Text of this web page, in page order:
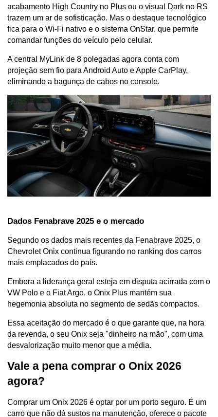
acabamento High Country no Plus ou o visual Dark no RS
trazem um ar de sofisticação. Mas o destaque tecnológico
fica para o Wi-Fi nativo e o sistema OnStar, que permite
comandar funções do veículo pelo celular.
A central MyLink de 8 polegadas agora conta com
projeção sem fio para Android Auto e Apple CarPlay,
eliminando a bagunça de cabos no console.
Dados Fenabrave 2025 e o mercado
Segundo os dados mais recentes da Fenabrave 2025, o
Chevrolet Onix continua figurando no ranking dos carros
mais emplacados do país.
Embora a liderança geral esteja em disputa acirrada com o
VW Polo e o Fiat Argo, o Onix Plus mantém sua
hegemonia absoluta no segmento de sedãs compactos.
Essa aceitação do mercado é o que garante que, na hora
da revenda, o seu Onix seja "dinheiro na mão", com uma
desvalorização muito menor que a média.
Vale a pena comprar o Onix 2026
agora?
Comprar um Onix 2026 é optar por um porto seguro. É um
carro que não dá sustos na manutenção, oferece o pacote